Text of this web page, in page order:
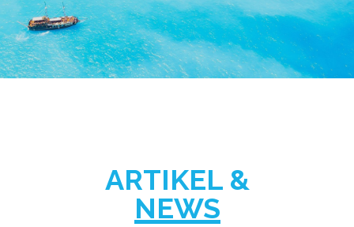
ARTIKEL &
NEWS